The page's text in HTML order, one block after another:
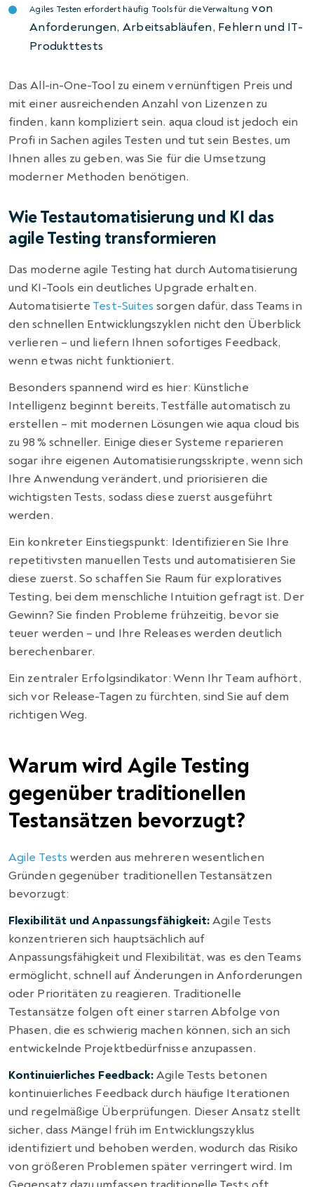
Agiles Testen erfordert häufig Tools für die Verwaltung von
Anforderungen, Arbeitsabläufen, Fehlern und IT-
Produkttests
Das All-in-One-Tool zu einem vernünftigen Preis und
mit einer ausreichenden Anzahl von Lizenzen zu
finden, kann kompliziert sein. aqua cloud ist jedoch ein
Profi in Sachen agiles Testen und tut sein Bestes, um
Ihnen alles zu geben, was Sie für die Umsetzung
moderner Methoden benötigen.
Wie Testautomatisierung und KI das
agile Testing transformieren
Das moderne agile Testing hat durch Automatisierung
und KI-Tools ein deutliches Upgrade erhalten.
Automatisierte Test-Suites sorgen dafür, dass Teams in
den schnellen Entwicklungszyklen nicht den Überblick
verlieren – und liefern Ihnen sofortiges Feedback,
wenn etwas nicht funktioniert.
Besonders spannend wird es hier: Künstliche
Intelligenz beginnt bereits, Testfälle automatisch zu
erstellen – mit modernen Lösungen wie aqua cloud bis
zu 98 % schneller. Einige dieser Systeme reparieren
sogar ihre eigenen Automatisierungsskripte, wenn sich
Ihre Anwendung verändert, und priorisieren die
wichtigsten Tests, sodass diese zuerst ausgeführt
werden.
Ein konkreter Einstiegspunkt: Identifizieren Sie Ihre
repetitivsten manuellen Tests und automatisieren Sie
diese zuerst. So schaffen Sie Raum für exploratives
Testing, bei dem menschliche Intuition gefragt ist. Der
Gewinn? Sie finden Probleme frühzeitig, bevor sie
teuer werden – und Ihre Releases werden deutlich
berechenbarer.
Ein zentraler Erfolgsindikator: Wenn Ihr Team aufhört,
sich vor Release-Tagen zu fürchten, sind Sie auf dem
richtigen Weg.
Warum wird Agile Testing
gegenüber traditionellen
Testansätzen bevorzugt?
Agile Tests werden aus mehreren wesentlichen
Gründen gegenüber traditionellen Testansätzen
bevorzugt:
Flexibilität und Anpassungsfähigkeit:Agile Tests
konzentrieren sich hauptsächlich auf
Anpassungsfähigkeit und Flexibilität, was es den Teams
ermöglicht, schnell auf Änderungen in Anforderungen
oder Prioritäten zu reagieren. Traditionelle
Testansätze folgen oft einer starren Abfolge von
Phasen, die es schwierig machen können, sich an sich
entwickelnde Projektbedürfnisse anzupassen.
Kontinuierliches Feedback:Agile Tests betonen
kontinuierliches Feedback durch häufige Iterationen
und regelmäßige Überprüfungen. Dieser Ansatz stellt
sicher, dass Mängel früh im Entwicklungszyklus
identifiziert und behoben werden, wodurch das Risiko
von größeren Problemen später verringert wird. Im